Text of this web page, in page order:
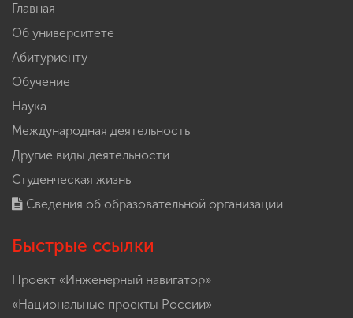
Главная
Об университете
Абитуриенту
Обучение
Наука
Международная деятельность
Другие виды деятельности
Студенческая жизнь
Сведения об образовательной организации
Быстрые ссылки
Проект «Инженерный навигатор»
«Национальные проекты России»